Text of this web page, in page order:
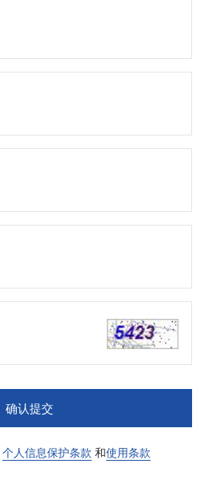
确认提交
个人信息保护条款 和使用条款